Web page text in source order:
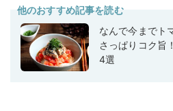
他のおすすめ記事を読む
なんで今までト
さっぱりコク旨
4選